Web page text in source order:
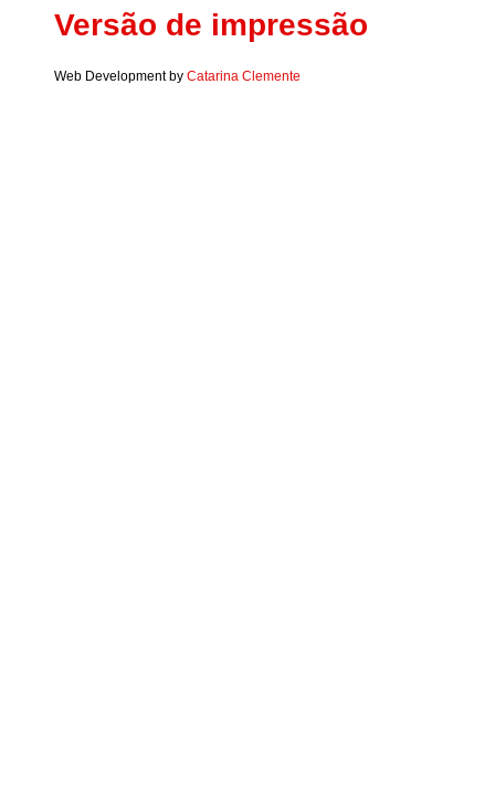
Versão de impressão
Web Development by Catarina Clemente